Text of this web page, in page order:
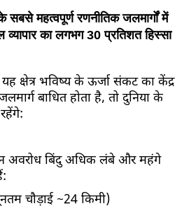
महत्वपूर्ण रणनीतिक जलमार्गों में
का लगभग 30 प्रतिशत हिस्सा
क्षेत्र भविष्य के ऊर्जा संकट का केंद्र
बाधित होता है, तो दुनिया के
अवरोध बिंदु अधिक लंबे और महंगे
चौड़ाई ~24 किमी)